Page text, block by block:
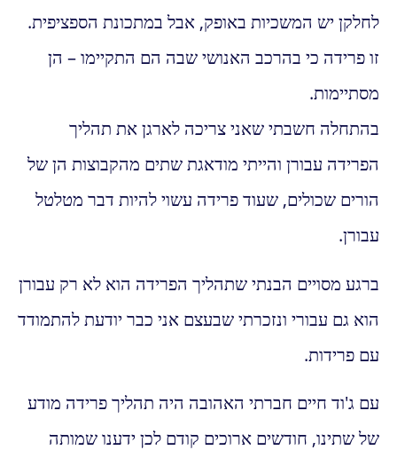
לחלקן יש המשכיות באופק, אבל במתכונת הספציפית.
זו פרידה כי בהרכב האנושי שבה הם התקיימו – הן
מסתיימות.
בהתחלה חשבתי שאני צריכה לארגן את תהליך
הפרידה עבורן והייתי מודאגת שתים מהקבוצות הן של
הורים שכולים, שעוד פרידה עשוי להיות דבר מטלטל
עבורן.
ברגע מסויים הבנתי שתהליך הפרידה הוא לא רק עבורן
הוא גם עבורי ונזכרתי שבעצם אני כבר יודעת להתמודד
עם פרידות.
עם ג'וד חיים חברתי האהובה היה תהליך פרידה מודע
של שתינו, חודשים ארוכים קודם לכן ידענו שמותה